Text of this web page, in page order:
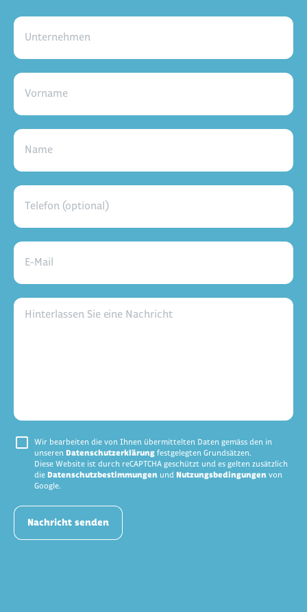
Unternehmen
Vorname
Name
Telefon (optional)
E-Mail
Hinterlassen Sie eine Nachricht
Wir bearbeiten die von Ihnen übermittelten Daten gemäss den in
unseren Datenschutzerklärung festgelegten Grundsätzen.
Diese Website ist durch reCAPTCHA geschützt und es gelten zusätzlich
die Datenschutzbestimmungen und Nutzungsbedingungen von
Google.
Nachricht senden